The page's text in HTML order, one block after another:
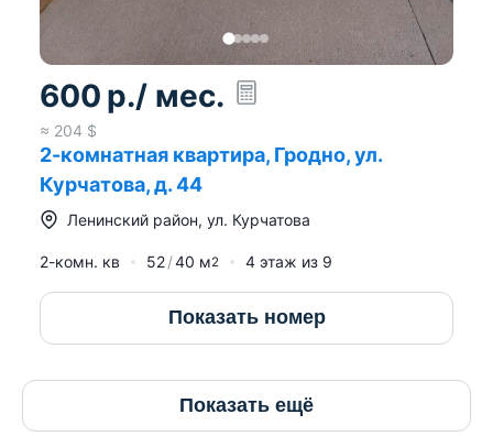
600 р./ мес.
≈ 204 $
2-комнатная квартира, Гродно, ул.
Курчатова, д. 44
Ленинский район, ул. Курчатова
2-комн. кв 52 40 м2 4 этаж из 9
Показать номер
Показать ещё